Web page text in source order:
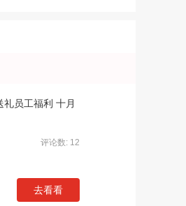
员工福利 十月
评论数: 12
去看看